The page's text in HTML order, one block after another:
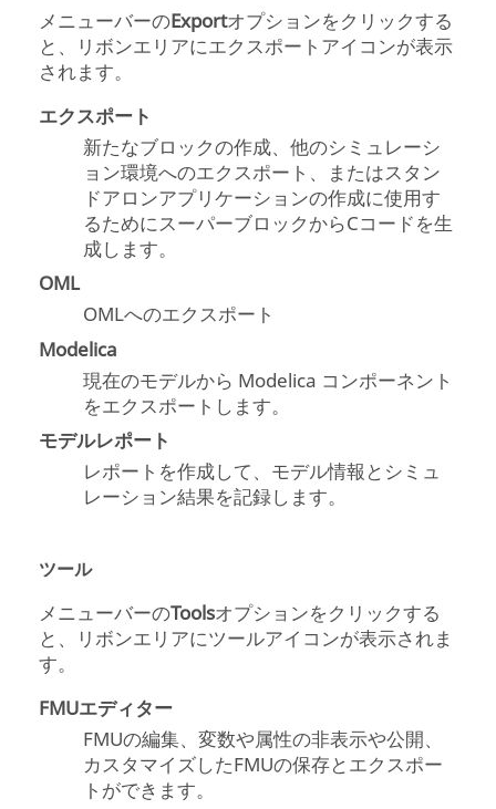
メニューバーのExportオプションをクリックする
と、リボンエリアにエクスポートアイコンが表示
されます。
エクスポート
新たなブロックの作成、他のシミュレーシ
ョン環境へのエクスポート、またはスタン
ドアロンアプリケーションの作成に使用す
るためにスーパーブロックからCコードを生
成します。
OML
OMLへのエクスポート
Modelica
現在のモデルから Modelica コンポーネント
をエクスポートします。
モデルレポート
レポートを作成して、モデル情報とシミュ
レーション結果を記録します。
ツール
メニューバーのToolsオプションをクリックする
と、リボンエリアにツールアイコンが表示されま
す。
FMUエディター
FMUの編集、変数や属性の非表示や公開、
カスタマイズしたFMUの保存とエクスポー
トができます。